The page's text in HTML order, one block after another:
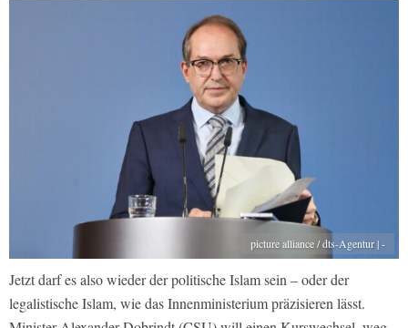
picture alliance / dts-Agentur | -
Jetzt darf es also wieder der politische Islam sein – oder der
legalistische Islam, wie das Innenministerium präzisieren lässt.